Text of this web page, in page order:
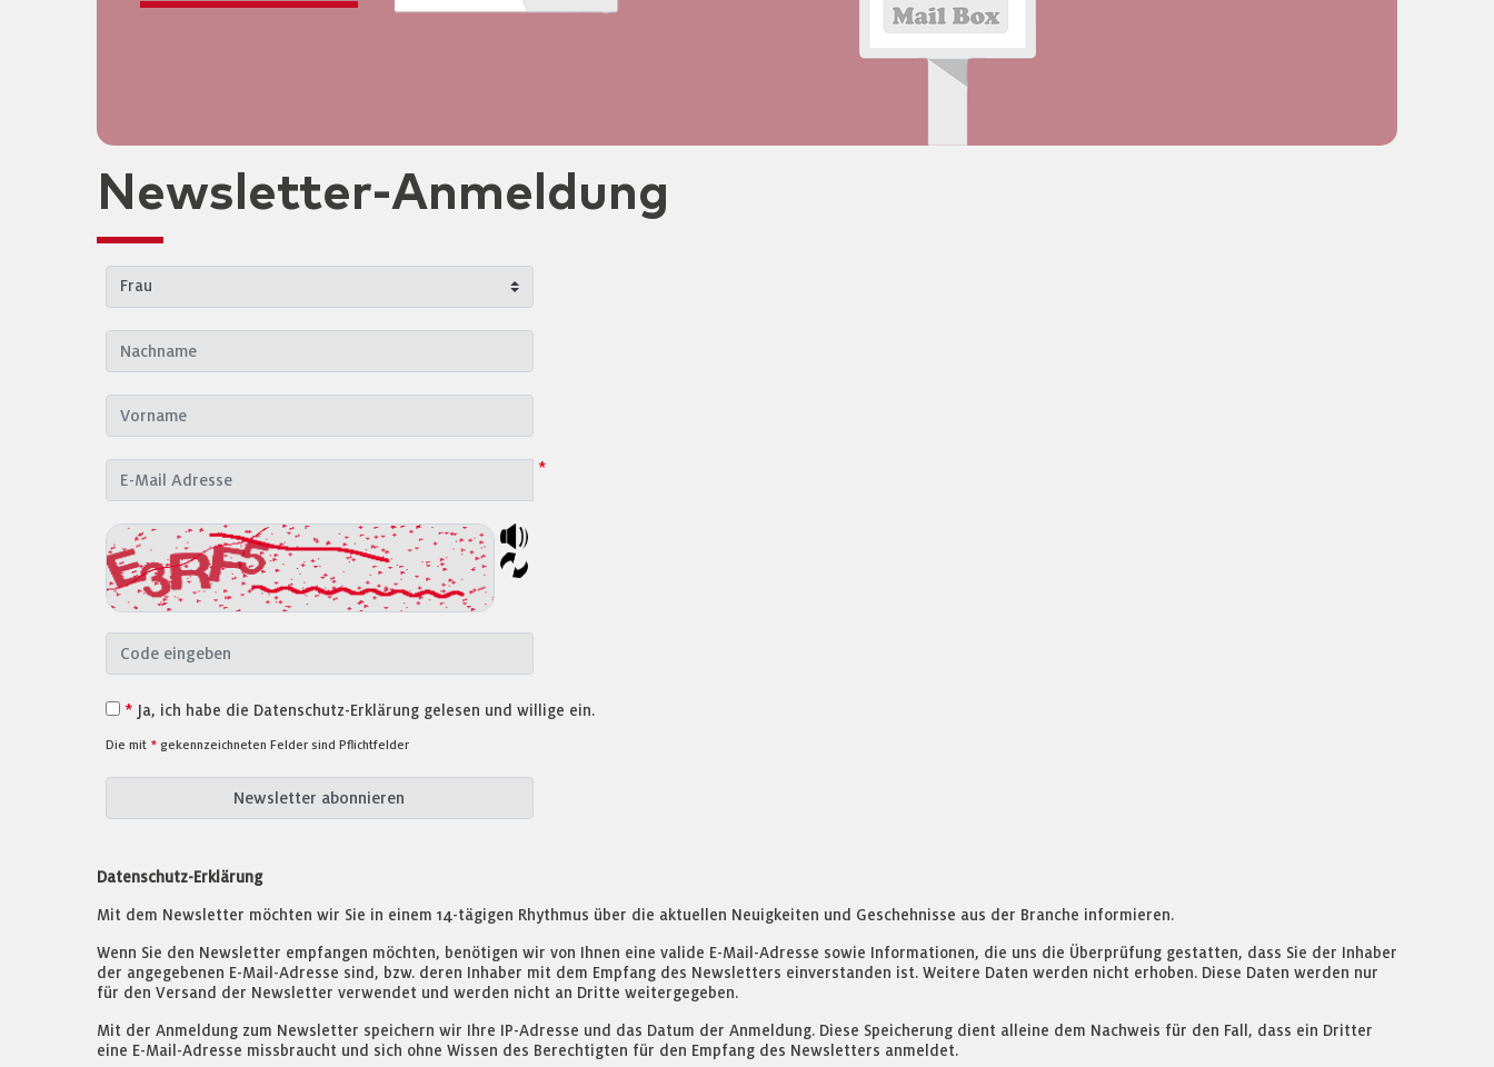
Newsletter-Anmeldung
*
* Ja, ich habe die Datenschutz-Erklärung gelesen und willige ein.
Die mit * gekennzeichneten Felder sind Pflichtfelder
Datenschutz-Erklärung
Mit dem Newsletter möchten wir Sie in einem 14-tägigen Rhythmus über die aktuellen Neuigkeiten und Geschehnisse aus der Branche informieren.
Wenn Sie den Newsletter empfangen möchten, benötigen wir von Ihnen eine valide E-Mail-Adresse sowie Informationen, die uns die Überprüfung gestatten, dass Sie der Inhaber
der angegebenen E-Mail-Adresse sind, bzw. deren Inhaber mit dem Empfang des Newsletters einverstanden ist. Weitere Daten werden nicht erhoben. Diese Daten werden nur
für den Versand der Newsletter verwendet und werden nicht an Dritte weitergegeben.
Mit der Anmeldung zum Newsletter speichern wir Ihre IP-Adresse und das Datum der Anmeldung. Diese Speicherung dient alleine dem Nachweis für den Fall, dass ein Dritter
eine E-Mail-Adresse missbraucht und sich ohne Wissen des Berechtigten für den Empfang des Newsletters anmeldet.